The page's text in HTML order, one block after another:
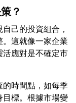
？
己的投資組合，
這就像一家企業
活應對是不確定市
時間點，如每季
目標。根據市場變